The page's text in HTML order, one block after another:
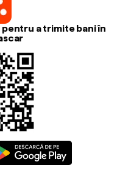
a trimite bani în